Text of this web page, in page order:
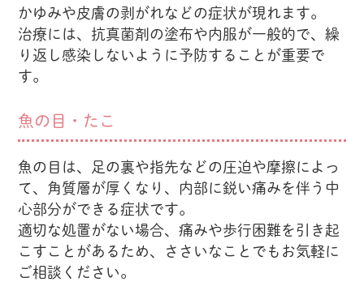
かゆみや皮膚の剥がれなどの症状が現れます。
治療には、抗真菌剤の塗布や内服が一般的で、繰
り返し感染しないように予防することが重要で
す。
魚の目・たこ
魚の目は、足の裏や指先などの圧迫や摩擦によっ
て、角質層が厚くなり、内部に鋭い痛みを伴う中
心部分ができる症状です。
適切な処置がない場合、痛みや歩行困難を引き起
こすことがあるため、ささいなことでもお気軽に
ご相談ください。